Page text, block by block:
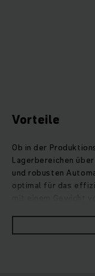
Vorteile
Ob in der
Lagerbereichen
und robusten
optimal für das
und überzeugt
umfangreichen